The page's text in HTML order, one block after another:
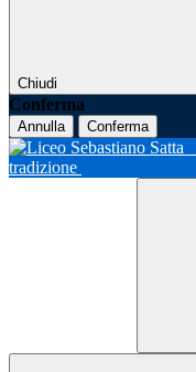
Chiudi
Conferma
Annulla Conferma
tradizione